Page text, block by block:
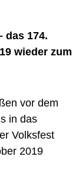
das 174.
wieder zum
vor dem
in das
Volksfest
2019